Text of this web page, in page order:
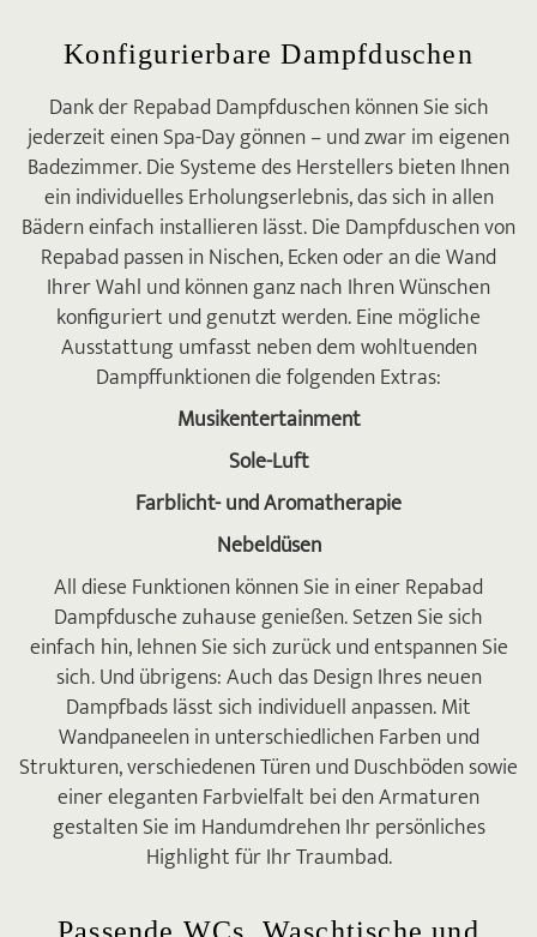
Konfigurierbare Dampfduschen
Dank der Repabad Dampfduschen können Sie sich
jederzeit einen Spa-Day gönnen – und zwar im eigenen
Badezimmer. Die Systeme des Herstellers bieten Ihnen
ein individuelles Erholungserlebnis, das sich in allen
Bädern einfach installieren lässt. Die Dampfduschen von
Repabad passen in Nischen, Ecken oder an die Wand
Ihrer Wahl und können ganz nach Ihren Wünschen
konfiguriert und genutzt werden. Eine mögliche
Ausstattung umfasst neben dem wohltuenden
Dampffunktionen die folgenden Extras:
Musikentertainment
Sole-Luft
Farblicht- und Aromatherapie
Nebeldüsen
All diese Funktionen können Sie in einer Repabad
Dampfdusche zuhause genießen. Setzen Sie sich
einfach hin, lehnen Sie sich zurück und entspannen Sie
sich. Und übrigens: Auch das Design Ihres neuen
Dampfbads lässt sich individuell anpassen. Mit
Wandpaneelen in unterschiedlichen Farben und
Strukturen, verschiedenen Türen und Duschböden sowie
einer eleganten Farbvielfalt bei den Armaturen
gestalten Sie im Handumdrehen Ihr persönliches
Highlight für Ihr Traumbad.
Passende WCs, Waschtische und